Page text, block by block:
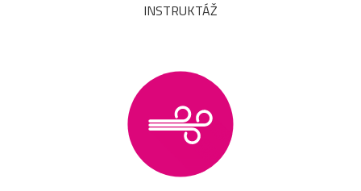
INSTRUKTÁŽ